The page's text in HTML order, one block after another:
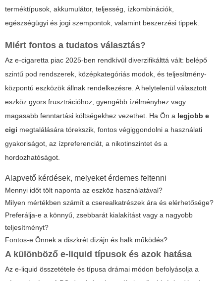
terméktípusok, akkumulátor, teljesség, ízkombinációk,
egészségügyi és jogi szempontok, valamint beszerzési tippek.
Miért fontos a tudatos választás?
Az e-cigaretta piac 2025-ben rendkívül diverzifikálttá vált: belépő
szintű pod rendszerek, középkategóriás modok, és teljesítmény-
központú eszközök állnak rendelkezésre. A helytelenül választott
eszköz gyors frusztrációhoz, gyengébb ízélményhez vagy
magasabb fenntartási költségekhez vezethet. Ha Ön a legjobb e
cigi megtalálására törekszik, fontos végiggondolni a használati
gyakoriságot, az ízpreferenciát, a nikotinszintet és a
hordozhatóságot.
Alapvető kérdések, melyeket érdemes feltenni
Mennyi időt tölt naponta az eszköz használatával?
Milyen mértékben számít a cserealkatrészek ára és elérhetősége?
Preferálja-e a könnyű, zsebbarát kialakítást vagy a nagyobb
teljesítményt?
Fontos-e Önnek a diszkrét dizájn és halk működés?
A különböző e-liquid típusok és azok hatása
Az e-liquid összetétele és típusa drámai módon befolyásolja a